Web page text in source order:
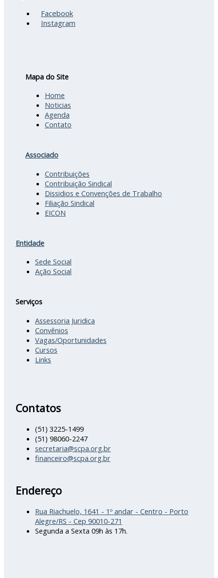
Facebook
Instagram
Mapa do Site
Home
Noticias
Agenda
Contato
Associado
Contribuições
Contribuição Sindical
Dissidios e Convenções de Trabalho
Filiação Sindical
EICON
Entidade
Sede Social
Ação Social
Serviços
Assessoria Juridica
Convênios
Vagas/Oportunidades
Cursos
Links
Contatos
(51) 3225-1499
(51) 98060-2247
secretaria@scpa.org.br
financeiro@scpa.org.br
Endereço
Rua Riachuelo, 1641 - 1º andar - Centro - Porto
Alegre/RS - Cep 90010-271
Segunda a Sexta 09h às 17h.